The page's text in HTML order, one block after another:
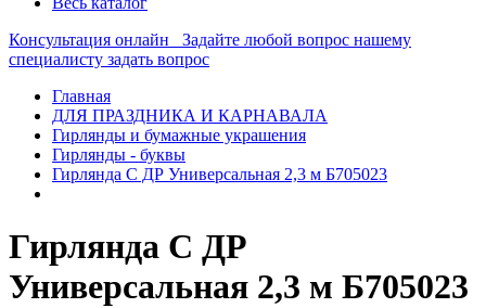
Консультация онлайн
Задайте любой вопрос нашему
специалисту задать вопрос
Главная
ДЛЯ ПРАЗДНИКА И КАРНАВАЛА
Гирлянды и бумажные украшения
Гирлянды - буквы
Гирлянда С ДР Универсальная 2,3 м Б705023
Гирлянда С ДР
Универсальная 2,3 м Б705023